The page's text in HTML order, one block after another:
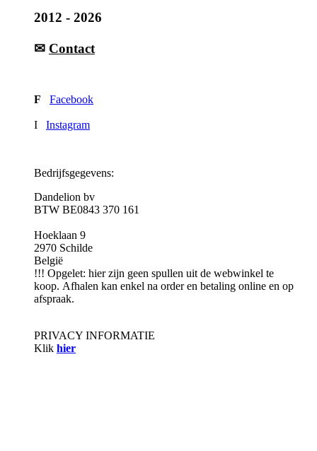
2012 - 2026
✉ Contact
F Facebook
I Instagram
Bedrijfsgegevens:
Dandelion bv
BTW BE0843 370 161
Hoeklaan 9
2970 Schilde
België
!!! Opgelet: hier zijn geen spullen uit de webwinkel te
koop. Afhalen kan enkel na order en betaling online en op
afspraak.
PRIVACY INFORMATIE
Klik hier